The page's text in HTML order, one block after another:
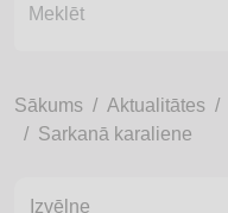
Sākums Aktualitātes
Sarkanā karaliene
Izvēlne